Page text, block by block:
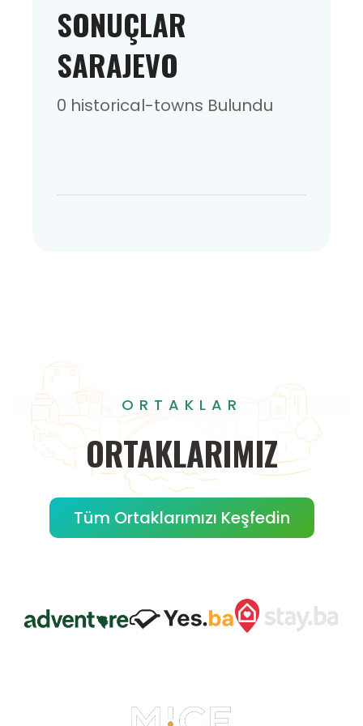
SONUÇLAR
SARAJEVO
0 historical-towns Bulundu
ORTAKLAR
ORTAKLARIMIZ
Tüm Ortaklarımızı Keşfedin